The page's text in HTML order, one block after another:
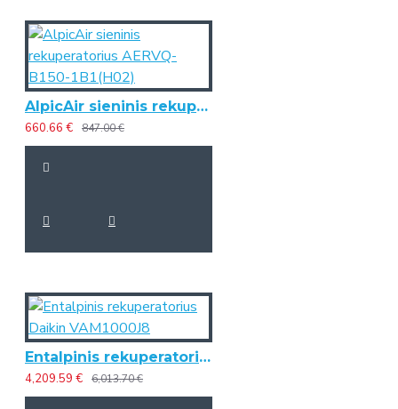
AlpicAir sieninis rekuperatorius AERVQ-B150-1B1(H02)
660.66 € 847.00 €
Entalpinis rekuperatorius Daikin VAM1000J8
4,209.59 € 6,013.70 €